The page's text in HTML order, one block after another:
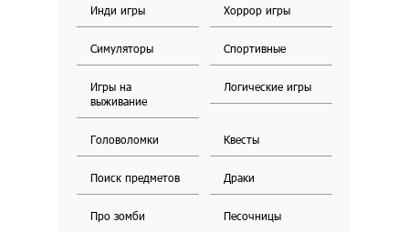
Инди игры Хоррор игры
Симуляторы Спортивные
Игры на
выживание
Логические игры
Головоломки Квесты
Поиск предметов Драки
Про зомби Песочницы